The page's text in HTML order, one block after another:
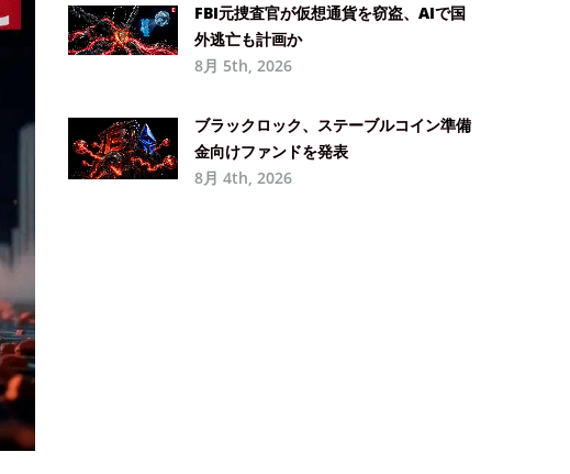
FBI元捜査官が仮想通貨を窃盗、AIで国
外逃亡も計画か
8月 5th, 2026
ブラックロック、ステーブルコイン準備
金向けファンドを発表
8月 4th, 2026